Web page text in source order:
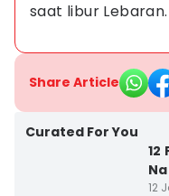
saat libur Lebaran.
Share Article
Curated For You
12
12